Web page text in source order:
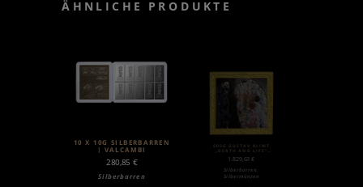
ÄHNLICHE PRODUKTE
10 X 10G SILBERBARREN
| VALCAMBI
280,85 €
Silberbarren
500G GUSTAV KLIMT
„DEATH AND LIFE“
1.829,63€
Silberbarren
Silbermünzen